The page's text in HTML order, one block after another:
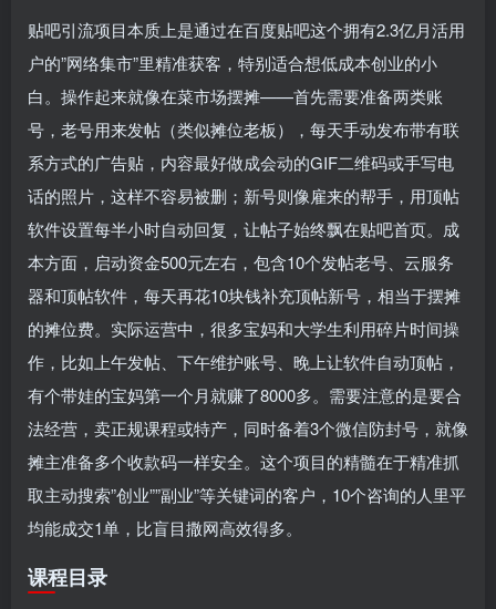
贴吧引流项目本质上是通过在百度贴吧这个拥有2.3亿月活用
户的”网络集市”里精准获客，特别适合想低成本创业的小
白。操作起来就像在菜市场摆摊——首先需要准备两类账
号，老号用来发帖（类似摊位老板），每天手动发布带有联
系方式的广告贴，内容最好做成会动的GIF二维码或手写电
话的照片，这样不容易被删；新号则像雇来的帮手，用顶帖
软件设置每半小时自动回复，让帖子始终飘在贴吧首页。成
本方面，启动资金500元左右，包含10个发帖老号、云服务
器和顶帖软件，每天再花10块钱补充顶帖新号，相当于摆摊
的摊位费。实际运营中，很多宝妈和大学生利用碎片时间操
作，比如上午发帖、下午维护账号、晚上让软件自动顶帖，
有个带娃的宝妈第一个月就赚了8000多。需要注意的是要合
法经营，卖正规课程或特产，同时备着3个微信防封号，就像
摊主准备多个收款码一样安全。这个项目的精髓在于精准抓
取主动搜索”创业””副业”等关键词的客户，10个咨询的人里平
均能成交1单，比盲目撒网高效得多。
课程目录